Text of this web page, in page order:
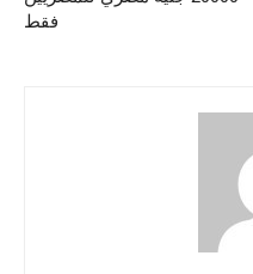
فقط